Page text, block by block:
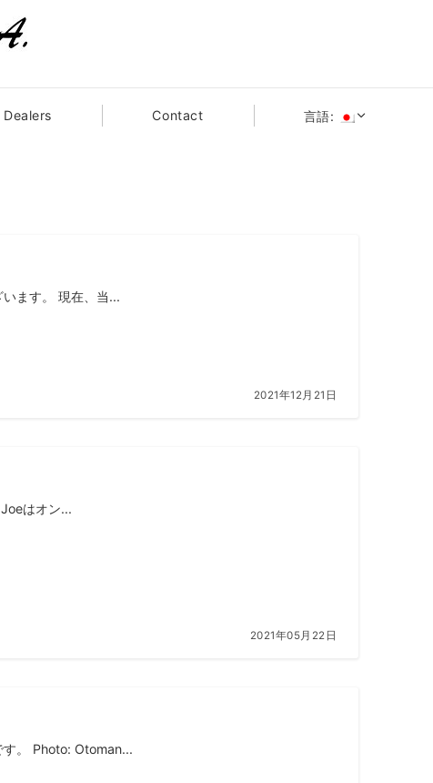
Dealers Contact 言語:
ます。 現在、当...
2021年12月21日
はオン...
2021年05月22日
す。 Photo: Otoman...